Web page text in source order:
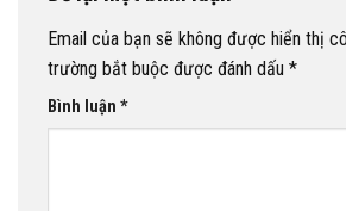
Email của bạn sẽ không được hiển thị
trường bắt buộc được đánh dấu *
Bình luận *